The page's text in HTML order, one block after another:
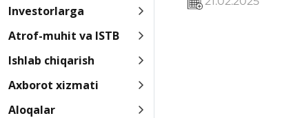
Investorlarga
Atrof-muhit va ISTB
Ishlab chiqarish
Axborot xizmati
Aloqalar